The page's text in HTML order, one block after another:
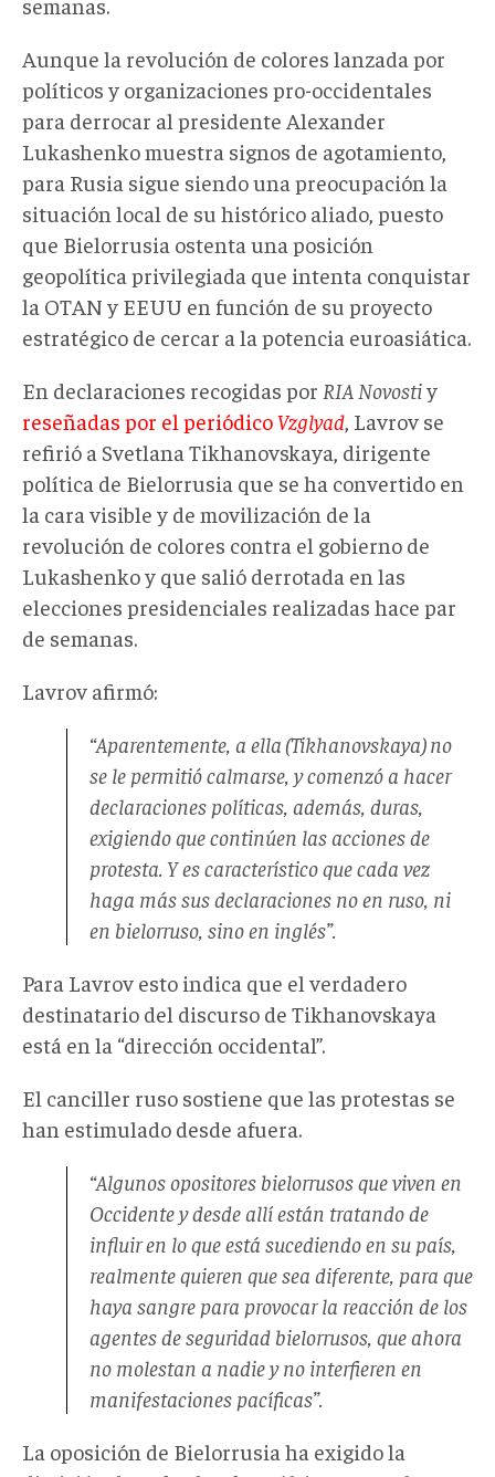
Aunque la revolución de colores lanzada por
políticos y organizaciones pro-occidentales
para derrocar al presidente Alexander
Lukashenko muestra signos de agotamiento,
para Rusia sigue siendo una preocupación la
situación local de su histórico aliado, puesto
que Bielorrusia ostenta una posición
geopolítica privilegiada que intenta conquistar
la OTAN y EEUU en función de su proyecto
estratégico de cercar a la potencia euroasiática.
En declaraciones recogidas por RIA Novostiy
reseñadas por el periódicoVzglyad , Lavrov se
refirió a Svetlana Tikhanovskaya, dirigente
política de Bielorrusia que se ha convertido en
la cara visible y de movilización de la
revolución de colores contra el gobierno de
Lukashenko y que salió derrotada en las
elecciones presidenciales realizadas hace par
de semanas.
Lavrov afirmó:
“Aparentemente, a ella (Tikhanovskaya) no
se le permitió calmarse, y comenzó a hacer
declaraciones políticas, además, duras,
exigiendo que continúen las acciones de
protesta. Y es característico que cada vez
haga más sus declaraciones no en ruso, ni
en bielorruso, sino en inglés”.
Para Lavrov esto indica que el verdadero
destinatario del discurso de Tikhanovskaya
está en la “dirección occidental”.
El canciller ruso sostiene que las protestas se
han estimulado desde afuera.
“Algunos opositores bielorrusos que viven en
Occidente y desde allí están tratando de
influir en lo que está sucediendo en su país,
realmente quieren que sea diferente, para que
haya sangre para provocar la reacción de los
agentes de seguridad bielorrusos, que ahora
no molestan a nadie y no interfieren en
manifestaciones pacíficas”.
La oposición de Bielorrusia ha exigido la